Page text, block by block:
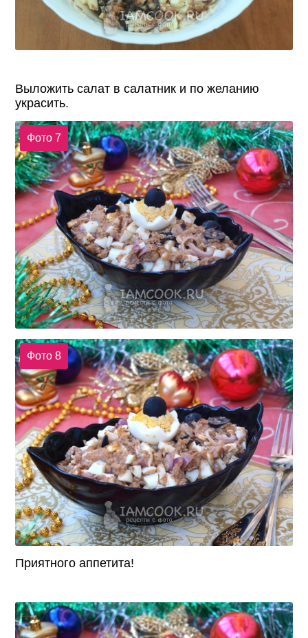
Выложить салат в салатник и по желанию
украсить.
Фото 7
Фото 8
Приятного аппетита!